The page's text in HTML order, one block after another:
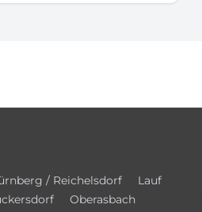
/ Reichelsdorf
Lauf
Oberasbach